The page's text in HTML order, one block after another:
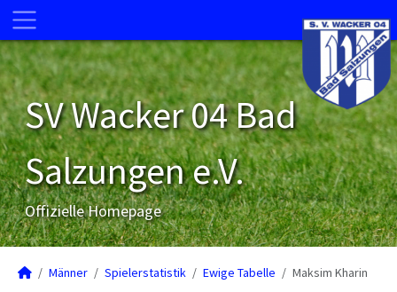
SV Wacker 04 Bad
Salzungen e.V.
Offizielle Homepage
Männer Spielerstatistik Ewige Tabelle Maksim Kharin